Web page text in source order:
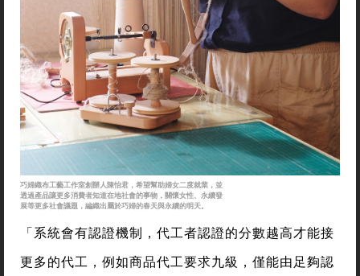
巧婦織布工藝工作室創辦人陳怡君，希望幫助婦女二度就業，並
透過產品讓更多消費者知道在地社會的事物，關懷女性、永續發
展等更多社會議題，編織出屬於巧婦的春天與永續的明天。
「系統會有認證機制，代工者認證的分數越高才能接
更多的代工，例如商品代工要求九級，僅能由足夠認